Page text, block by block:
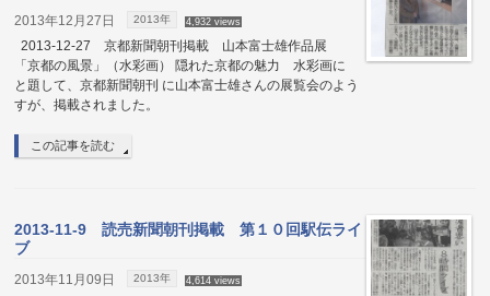
2013年12月27日 2013年 4,932 views
2013-12-27 京都新聞朝刊掲載 山本富士雄作品展
「京都の風景」（水彩画） 隠れた京都の魅力 水彩画に
と題して、京都新聞朝刊 に山本富士雄さんの展覧会のよう
すが、掲載されました。
この記事を読む
2013-11-9 読売新聞朝刊掲載 第１０回駅伝ライ
ブ
2013年11月09日 2013年 4,614 views